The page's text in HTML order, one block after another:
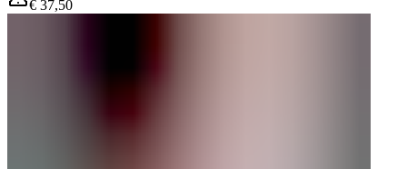
€ 37,50